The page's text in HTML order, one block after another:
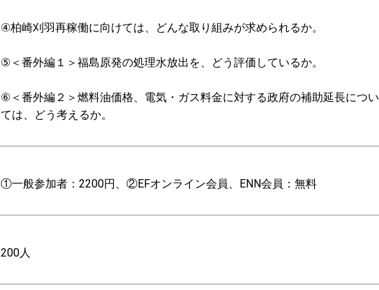
④柏崎刈羽再稼働に向けては、どんな取り組みが求められるか。
⑤＜番外編１＞福島原発の処理水放出を、どう評価しているか。
⑥＜番外編２＞燃料油価格、電気・ガス料金に対する政府の補助延長につい
ては、どう考えるか。
①一般参加者：2200円、②EFオンライン会員、ENN会員：無料
200人